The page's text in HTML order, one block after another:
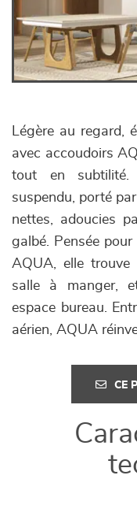
Légère au regard,
avec accoudoirs
tout en subtilité.
suspendu, porté
nettes, adoucies
galbé. Pensée
AQUA, elle trouve
salle à manger,
espace bureau.
aérien, AQUA
CE